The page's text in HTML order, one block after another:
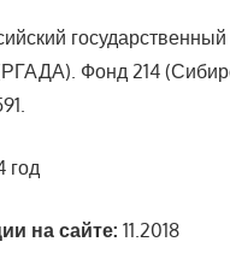
Фонд 214
год
на сайте: 11.2018